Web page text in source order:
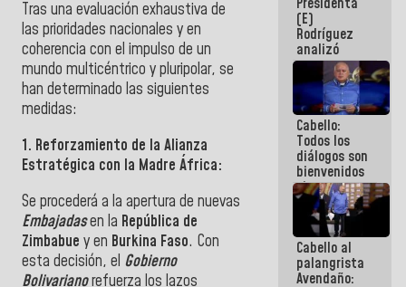
Tras una evaluación exhaustiva de
las prioridades nacionales y en
coherencia con el impulso de un
mundo multicéntrico y pluripolar, se
han determinado las siguientes
medidas:
1. Reforzamiento de la Alianza
Estratégica con la Madre África:
Se procederá a la apertura de nuevas
Embajadasen la República de
Zimbabue y en Burkina Faso. Con
esta decisión, el Gobierno
Bolivarianorefuerza los lazos
encuentro
presencial
para el
diálogo
(E)
Rodríguez
analizó
junto a
gobernadores
planes de
recuperación
del Sistema
Eléctrico
Nacional
Cabello:
Todos los
diálogos son
bienvenidos
siempre que
estén en el
marco de la
Constitución
de la
República
Cabello al
palangrista
Avendaño: